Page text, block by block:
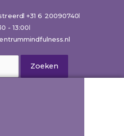
+31 6 20090740
- 13:00